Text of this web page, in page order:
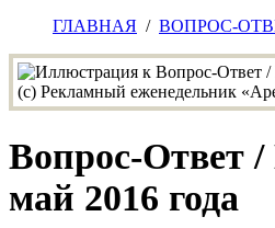
ГЛАВНАЯ / ВОПРОС-
Вопрос-Ответ
май 2016 года